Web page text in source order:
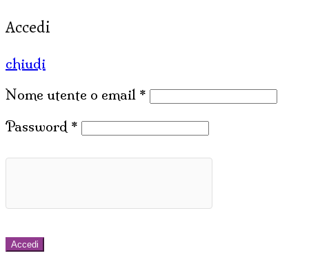
Accedi
chiudi
Nome utente o email *
Password *
Accedi